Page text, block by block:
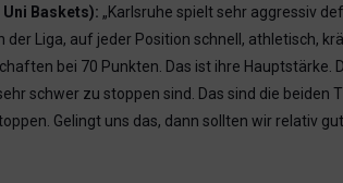
Baskets): „Karlsruhe spielt sehr aggressiv
Liga, auf jeder Position schnell, athletisch,
bei 70 Punkten. Das ist ihre Hauptstärke.
schwer zu stoppen sind. Das sind die beiden
Gelingt uns das, dann sollten wir relativ